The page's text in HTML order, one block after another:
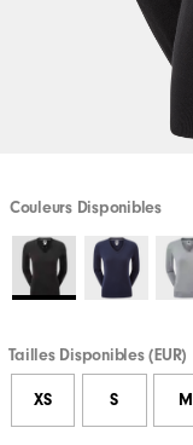
Couleurs Disponibles
Tailles Disponibles (EUR)
XS S M